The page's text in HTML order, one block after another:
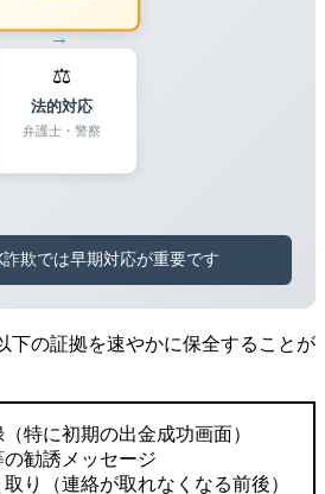
→
⚖️
法的対応
弁護士・警察
詐欺では早期対応が重要です
下の証拠を速やかに保全することが
特に初期の出金成功画面）
の勧誘メッセージ
り（連絡が取れなくなる前後）